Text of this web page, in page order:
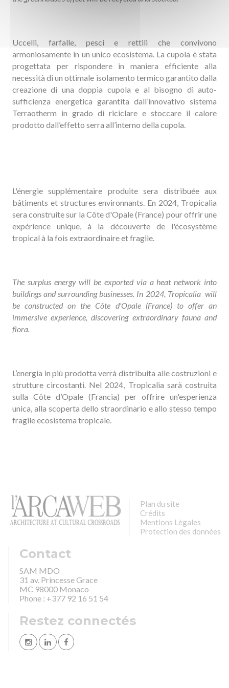
Uccelli, farfalle, pesci e rettili che convivono
armoniosamente in un unico ecosistema. La cupola è stata
progettata per rispondere in maniera efficiente alla
necessità di un ottimale isolamento termico garantito dalla
creazione di una doppia cupola e al bisogno di auto-
sufficienza energetica garantita dall’innovativo sistema
Terraotherm in grado di riciclare e stoccare il calore
prodotto dall’effetto serra all’interno della cupola.
L'énergie supplémentaire produite sera distribuée aux
bâtiments et structures environnants. En 2024, Tropicalia
sera construite sur la Côte d'Opale (France) pour offrir une
expérience unique, à la découverte de l'écosystème
tropical à la fois extraordinaire et fragile.
The surplus energy will be exported via a heat network into
buildings and surrounding businesses. In 2024, Tropicalia will
be constructed on the Côte d’Opale (France) to offer an
immersive experience, discovering extraordinary fauna and
flora.
L’energia in più prodotta verrà distribuita alle costruzioni e
strutture circostanti. Nel 2024, Tropicalia sarà costruita
sulla Côte d’Opale (Francia) per offrire un'esperienza
unica, alla scoperta dello straordinario e allo stesso tempo
fragile ecosistema tropicale.
Plan du site
Crédits
Mentions Légales
Protection des données
Contact
SAM MDO
31 av. Princesse Grace
MC 98000 Monaco
Phone : +377 92 16 51 54
Restez connectés